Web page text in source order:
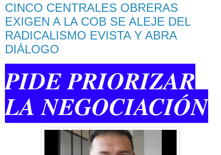
CINCO CENTRALES OBRERAS
EXIGEN A LA COB SE ALEJE DEL
RADICALISMO EVISTA Y ABRA
DIÁLOGO
PIDE PRIORIZAR
LA NEGOCIACIÓN